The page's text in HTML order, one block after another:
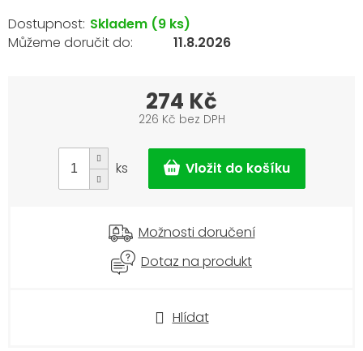
Hlídat
Skladem (9 ks)
11.8.2026
274 Kč
226 Kč bez DPH
cena:
ks
Možnosti doručení
Dotaz na produkt